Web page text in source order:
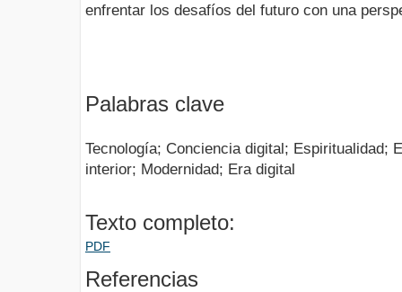
enfrentar los desafíos del futuro con una
Palabras clave
Tecnología; Conciencia digital; Espiritualidad;
interior; Modernidad; Era digital
Texto completo:
PDF
Referencias